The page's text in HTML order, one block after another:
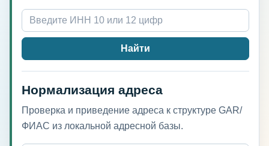
Найти
Нормализация адреса
Проверка и приведение адреса к структуре GAR/
ФИАС из локальной адресной базы.